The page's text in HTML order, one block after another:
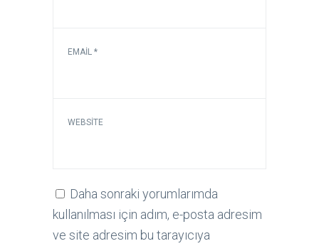
EMAIL *
WEBSITE
Daha sonraki yorumlarımda
kullanılması için adım, e-posta adresim
ve site adresim bu tarayıcıya